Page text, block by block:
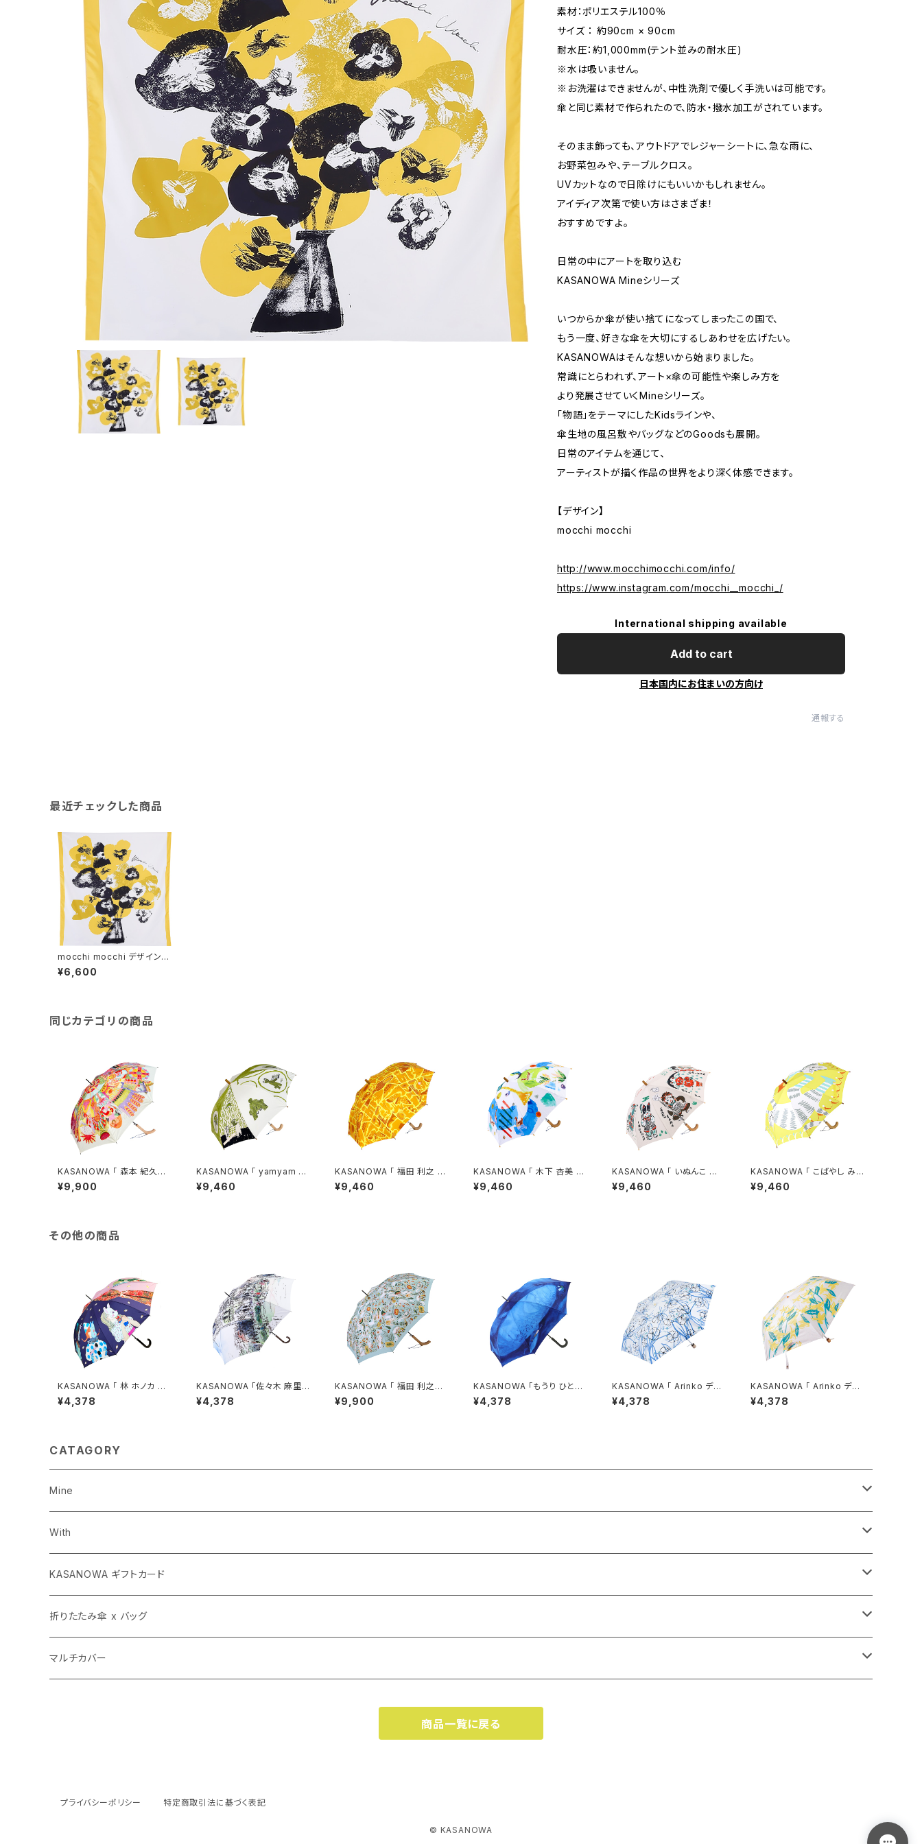
素材：ポリエステル100％
サイズ ： 約90cm × 90cm
耐水圧：約1,000mm(テント並みの耐水圧)
※水は吸いません。
※お洗濯はできませんが、中性洗剤で優しく手洗いは可能です。
傘と同じ素材で作られたので、防水・撥水加工がされています。
そのまま飾っても、アウトドアでレジャーシートに、急な雨に、
お野菜包みや、テーブルクロス。
UVカットなので日除けにもいいかもしれません。
アイディア次第で使い方はさまざま！
おすすめですよ。
日常の中にアートを取り込む
KASANOWA Mineシリーズ
いつからか傘が使い捨てになってしまったこの国で、
もう一度、好きな傘を大切にするしあわせを広げたい。
KASANOWAはそんな想いから始まりました。
常識にとらわれず、アート×傘の可能性や楽しみ方を
より発展させていくMineシリーズ。
「物語」をテーマにしたKidsラインや、
傘生地の風呂敷やバッグなどのGoodsも展開。
日常のアイテムを通じて、
アーティストが描く作品の世界をより深く体感できます。
【デザイン】
mocchi mocchi
http://www.mocchimocchi.com/info/
https://www.instagram.com/mocchi__mocchi_/
International shipping available
Add to cart
日本国内にお住まいの方向け
通報する
最近チェックした商品
mocchi mocchi デザイン K
ASANOWA-Mine- 風呂敷9
0cm×90cm「pansy」
¥6,600
同じカテゴリの商品
KASANOWA 「 森本 紀久子
デザイン " Wind " 」
¥9,900
KASANOWA 「 yamyam
デザイン " 3びきのくま " 」
Kids傘
¥9,460
KASANOWA 「 福田 利之
デザイン " どうぶつ会議 " 」
Kids傘
¥9,460
KASANOWA 「 木下 杏美
デザイン " ハーメルンの笛
吹き " 」 Kids傘
¥9,460
KASANOWA 「 いぬんこ
デザイン " 桃太郎 " 」 Kid
s傘
¥9,460
KASANOWA 「 こばやし みさ
を デザイン " 長靴をはい
た猫 " 」 Kids傘
¥9,460
その他の商品
KASANOWA 「 林 ホノカ デ
ザイン " 夢の舞台 " 」 ／ 傘
晴雨兼用
¥4,378
KASANOWA 「佐々木 麻里
デザイン " ノートルダムの奇
跡 " 」
¥4,378
KASANOWA 「 福田 利之
デザイン " しろくまの森 " 」
¥9,900
KASANOWA 「もうり ひとみ
デザイン " 鯨と少年 " 」
¥4,378
KASANOWA 「 Arinko デザ
イン " 涼 " 」折りたたみ傘
¥4,378
KASANOWA 「 Arinko デザ
イン " 温 " 」折りたたみ傘
¥4,378
CATAGORY
Mine
長傘
子ども傘
折りたたみ傘 x バッグ
マルチカバー（小）
With
長傘
折りたたみ傘
透明傘
KASANOWA ギフトカード
KASANOWA GIFT 100
KASANOWA GIFT 50
KASANOWA GIFT 50
折りたたみ傘 x バッグ
カサカバン
マルチカバー
商品一覧に戻る
プライバシーポリシー 特定商取引法に基づく表記
© KASANOWA